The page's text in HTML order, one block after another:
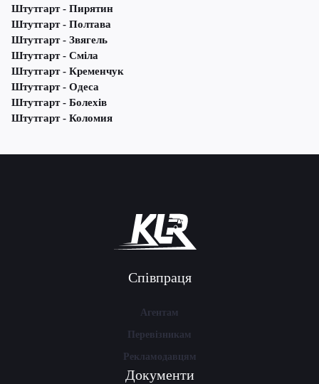
Штутгарт - Пирятин
Штутгарт - Полтава
Штутгарт - Звягель
Штутгарт - Сміла
Штутгарт - Кременчук
Штутгарт - Одеса
Штутгарт - Болехів
Штутгарт - Коломия
Співпраця
Агентам
Перевізникам
Рекламодавцям
Документи